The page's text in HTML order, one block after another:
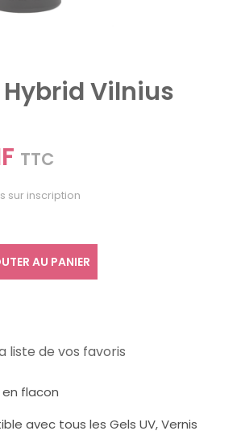
Vilnius
TTC
sur inscription
AU PANIER
liste de vos favoris
en flacon
avec tous les Gels UV, Vernis